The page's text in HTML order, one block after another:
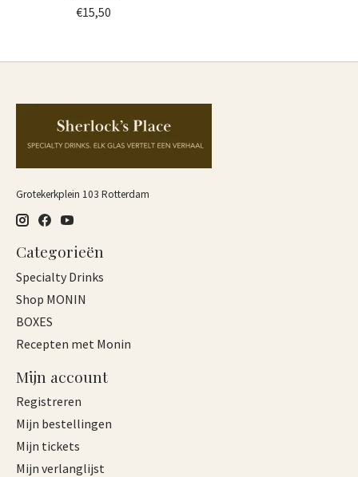
€15,50
Grotekerkplein 103 Rotterdam
Categorieën
Specialty Drinks
Shop MONIN
BOXES
Recepten met Monin
Mijn account
Registreren
Mijn bestellingen
Mijn tickets
Mijn verlanglijst